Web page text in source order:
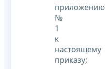
приложению
№
1
к
настоящему
приказу;